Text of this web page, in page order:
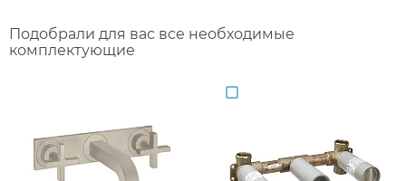
Подобрали для вас все необходимые
комплектующие